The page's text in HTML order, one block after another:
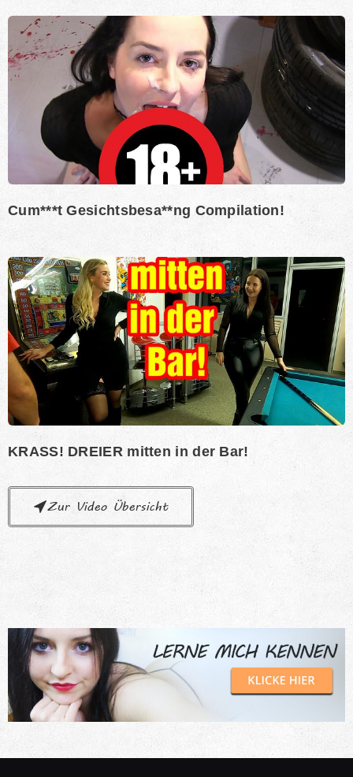
Cum***t Gesichtsbesa**ng Compilation!
KRASS! DREIER mitten in der Bar!
Zur Video Übersicht